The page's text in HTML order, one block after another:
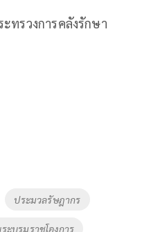
ทรวงการคลังรักษา
ประมวลรัษฎากร
ะบรมราชโองการ